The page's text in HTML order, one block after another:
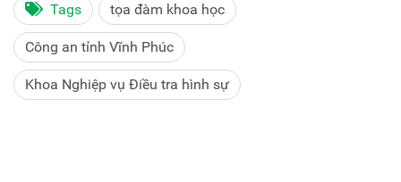
Tags tọa đàm khoa học
Công an tỉnh Vĩnh Phúc
Khoa Nghiệp vụ Điều tra hình sự